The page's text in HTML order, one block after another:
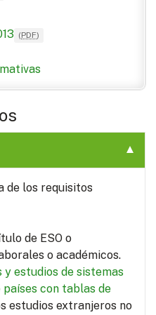
(PDF)
de los requisitos
de ESO o
o académicos.
y estudios de sistemas
países con tablas de
estudios extranjeros no